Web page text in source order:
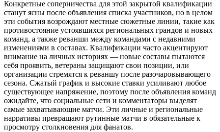
Конкретные соперничества для этой закрытой квалификации
станут ясны после объявления списка участников, но в целом
эти события возрождают местные сюжетные линии, такие как
противостояние устоявшихся региональных грандов и новых
команд, а также реванши между командами с недавними
изменениями в составах. Квалификации часто акцентируют
внимание на личных историях — новые составы пытаются
себя проявить, ветераны защищают свои позиции, или
организации стремятся к реваншу после разочаровывающего
сезона. Сжатый график и высокие ставки усиливают любое
существующее напряжение, поэтому после объявления команд
ожидайте, что социальные сети и комментаторы выделят
самые захватывающие матчи. Эти личные и региональные
нарративы превращают рутинные матчи в обязательные к
просмотру столкновения для фанатов.